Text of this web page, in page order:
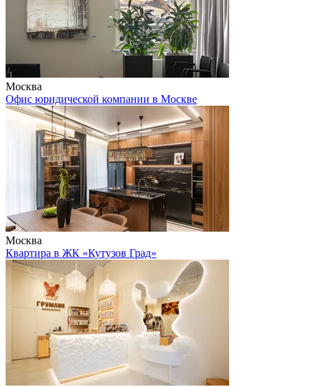
Москва
Офис юридической компании в Москве
Москва
Квартира в ЖК «Кутузов Град»